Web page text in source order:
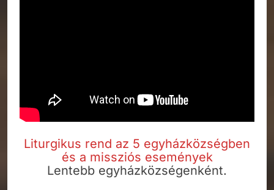
Liturgikus rend az 5 egyházközségben
és a missziós események
Lentebb egyházközségenként.